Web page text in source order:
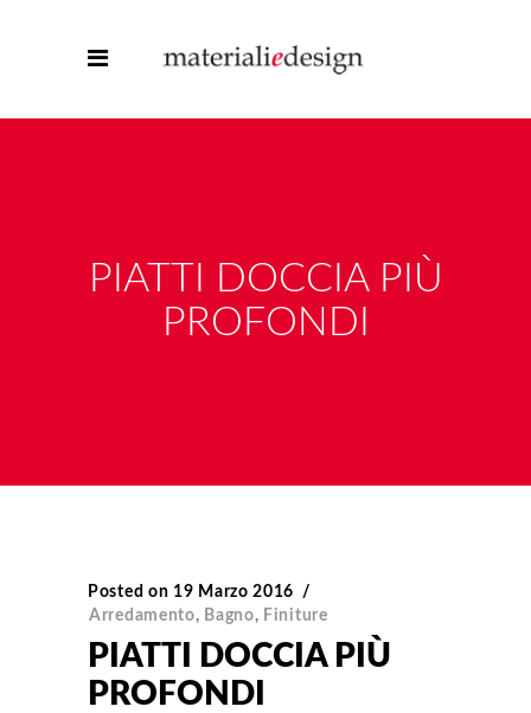
PIATTI DOCCIA PIÙ
PROFONDI
Posted on 19 Marzo 2016
Arredamento, Bagno, Finiture
PIATTI DOCCIA PIÙ
PROFONDI